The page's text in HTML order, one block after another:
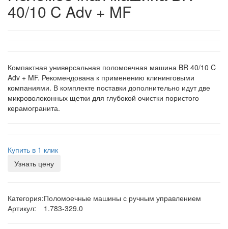
40/10 C Adv + MF
Компактная универсальная поломоечная машина BR 40/10 C
Adv + MF. Рекомендована к применению клининговыми
компаниями. В комплекте поставки дополнительно идут две
микроволоконных щетки для глубокой очистки пористого
керамогранита.
Купить в 1 клик
Узнать цену
Категория:Поломоечные машины с ручным управлением
Артикул:
1.783-329.0